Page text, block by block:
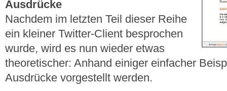
Ausdrücke
Nachdem im letzten Teil dieser Reihe
ein kleiner Twitter-Client besprochen
wurde, wird es nun wieder etwas
theoretischer: Anhand einiger einfacher
Ausdrücke vorgestellt werden.